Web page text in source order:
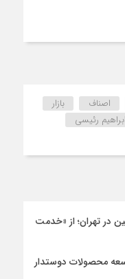
اصناف
بازار
رئیسی
در تهران؛ از «خدمت
محصولات دوستدار